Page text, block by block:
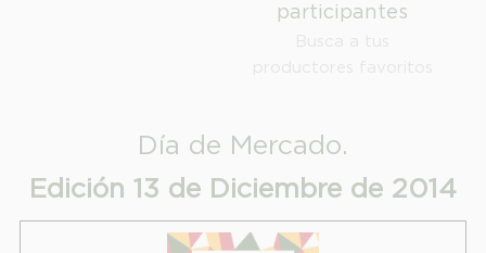
participantes
Día de Mercado.
Edición 13 de Diciembre de 2014
INFORMACION SOBRE LA PROTECCIÓN DE TUS DATOS
Responsable:
Finalidad: